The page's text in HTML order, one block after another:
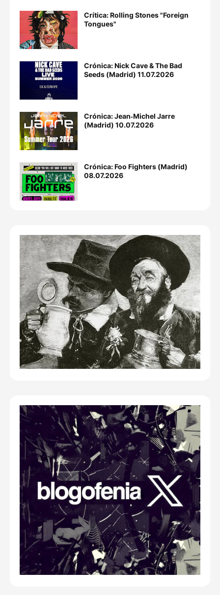
Crítica: Rolling Stones "Foreign
Tongues"
Crónica: Nick Cave & The Bad
Seeds (Madrid) 11.07.2026
Crónica: Jean‐Michel Jarre
(Madrid) 10.07.2026
Crónica: Foo Fighters (Madrid)
08.07.2026